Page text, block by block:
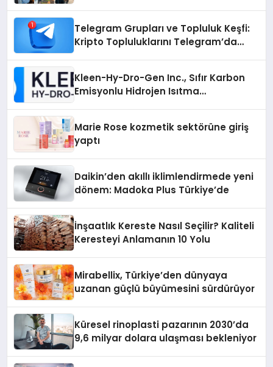
Telegram Grupları ve Topluluk Keşfi:
Kripto Topluluklarını Telegram’da
Kleen-Hy-Dro-Gen Inc., Sıfır Karbon
Emisyonlu Hidrojen Isıtma
Marie Rose kozmetik sektörüne giriş
yaptı
Daikin’den akıllı iklimlendirmede yeni
dönem: Madoka Plus Türkiye’de
İnşaatlık Kereste Nasıl Seçilir? Kaliteli
Keresteyi Anlamanın 10 Yolu
Mirabellix, Türkiye’den dünyaya
uzanan güçlü büyümesini sürdürüyor
Küresel rinoplasti pazarının 2030’da
9,6 milyar dolara ulaşması bekleniyor